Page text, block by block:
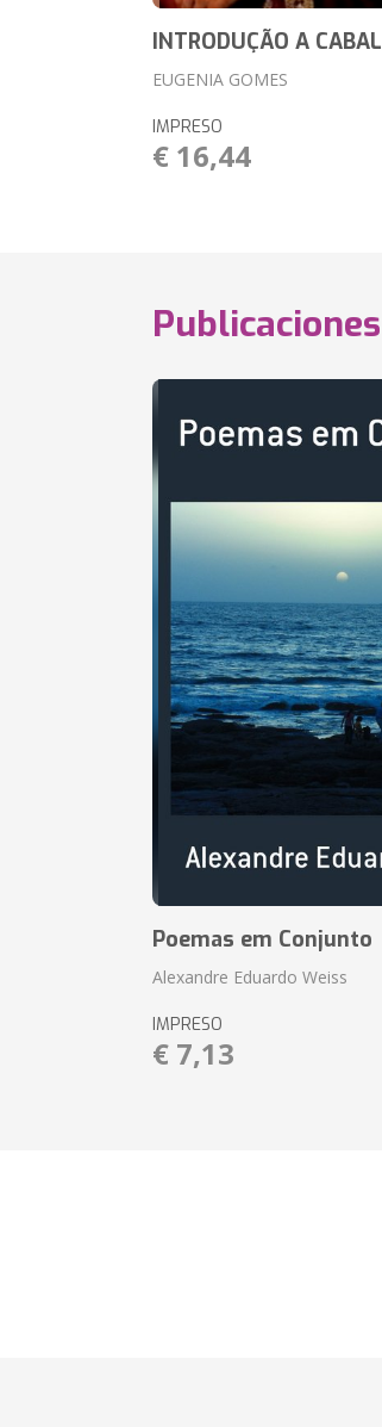
INTRODUÇÃO A
EUGENIA GOMES
IMPRESO
€ 16,44
Poemas em Conjunto
Alexandre Eduardo Weiss
IMPRESO
€ 7,13